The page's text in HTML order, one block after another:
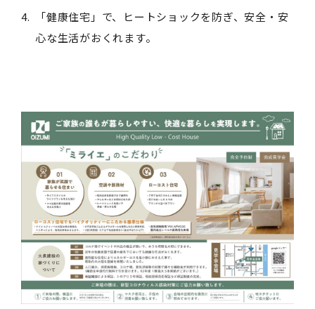
「健康住宅」で、ヒートショックを防ぎ、安全・安
心な生活がおくれます。